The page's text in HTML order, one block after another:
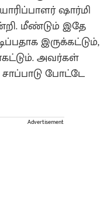
ஷார்மி
மீண்டும் இதே
இருக்கட்டும்,
அவர்கள்
போட்டே
Advertisement